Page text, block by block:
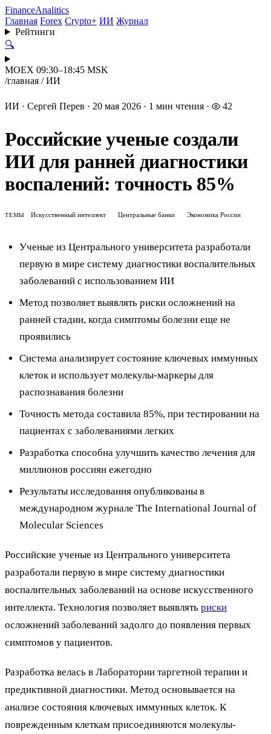
FinanceAnalitics
Главная Forex Crypto+ ИИ Журнал
Рейтинги
🔍
MOEX 09:30–18:45 MSK
/главная / ИИ
ИИ · Сергей Перев · 20 мая 2026 · 1 мин чтения · 42
Российские ученые создали
ИИ для ранней диагностики
воспалений: точность 85%
ТЕМЫ Искусственный интеллект Центральные банки Экономика России
Ученые из Центрального университета разработали
первую в мире систему диагностики воспалительных
заболеваний с использованием ИИ
Метод позволяет выявлять риски осложнений на
ранней стадии, когда симптомы болезни еще не
проявились
Система анализирует состояние ключевых иммунных
клеток и использует молекулы-маркеры для
распознавания болезни
Точность метода составила 85%, при тестировании на
пациентах с заболеваниями легких
Разработка способна улучшить качество лечения для
миллионов россиян ежегодно
Результаты исследования опубликованы в
международном журнале The International Journal of
Molecular Sciences
Российские ученые из Центрального университета
разработали первую в мире систему диагностики
воспалительных заболеваний на основе искусственного
интеллекта. Технология позволяет выявлять риски
осложнений заболеваний задолго до появления первых
симптомов у пациентов.
Разработка велась в Лаборатории таргетной терапии и
предиктивной диагностики. Метод основывается на
анализе состояния ключевых иммунных клеток. К
поврежденным клеткам присоединяются молекулы-